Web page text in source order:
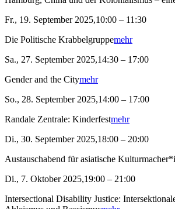
Fr., 19. September 2025,10:00 – 11:30
Die Politische Krabbelgruppemehr
Sa., 27. September 2025,14:30 – 17:00
Gender and the Citymehr
So., 28. September 2025,14:00 – 17:00
Randale Zentrale: Kinderfestmehr
Di., 30. September 2025,18:00 – 20:00
Austauschabend für asiatische
Di., 7. Oktober 2025,19:00 – 21:00
Intersectional Disability Justice: